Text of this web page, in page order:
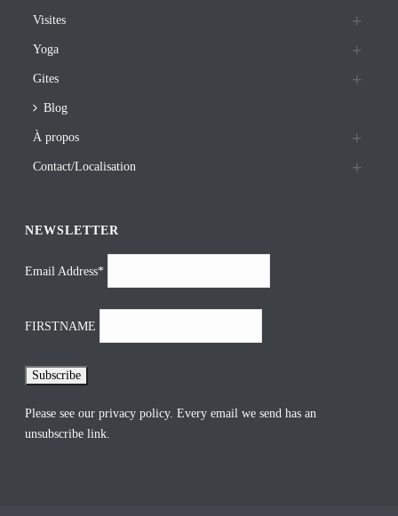
Visites
Yoga
Gites
Blog
À propos
Contact/Localisation
NEWSLETTER
Email Address*
FIRSTNAME
Please see ourprivacy policy. Every email we send has an
unsubscribe link.